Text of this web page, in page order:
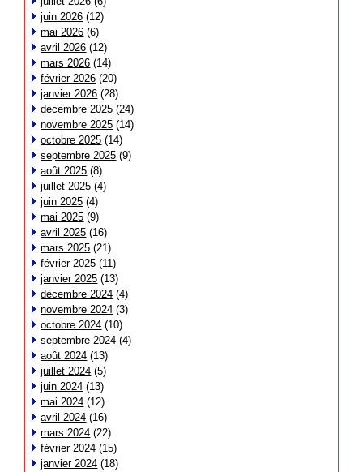
juin 2026 (12)
mai 2026 (6)
avril 2026 (12)
mars 2026 (14)
février 2026 (20)
janvier 2026 (28)
décembre 2025 (24)
novembre 2025 (14)
octobre 2025 (14)
septembre 2025 (9)
août 2025 (8)
juillet 2025 (4)
juin 2025 (4)
mai 2025 (9)
avril 2025 (16)
mars 2025 (21)
février 2025 (11)
janvier 2025 (13)
décembre 2024 (4)
novembre 2024 (3)
octobre 2024 (10)
septembre 2024 (4)
août 2024 (13)
juillet 2024 (5)
juin 2024 (13)
mai 2024 (12)
avril 2024 (16)
mars 2024 (22)
février 2024 (15)
janvier 2024 (18)